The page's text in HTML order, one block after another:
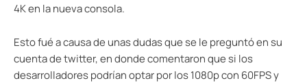
4K en la nueva consola.
Esto fué a causa de unas dudas que se le preguntó en su
cuenta de twitter, en donde comentaron que si los
desarrolladores podrían optar por los 1080p con 60FPS y